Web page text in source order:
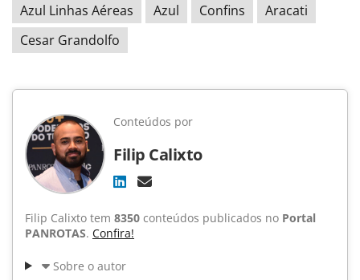
Azul Linhas Aéreas
Azul Confins
Aracati
Cesar Grandolfo
Conteúdos por
Filip Calixto
Filip Calixto tem 8350 conteúdos publicados no Portal
PANROTAS. Confira!
Sobre o autor